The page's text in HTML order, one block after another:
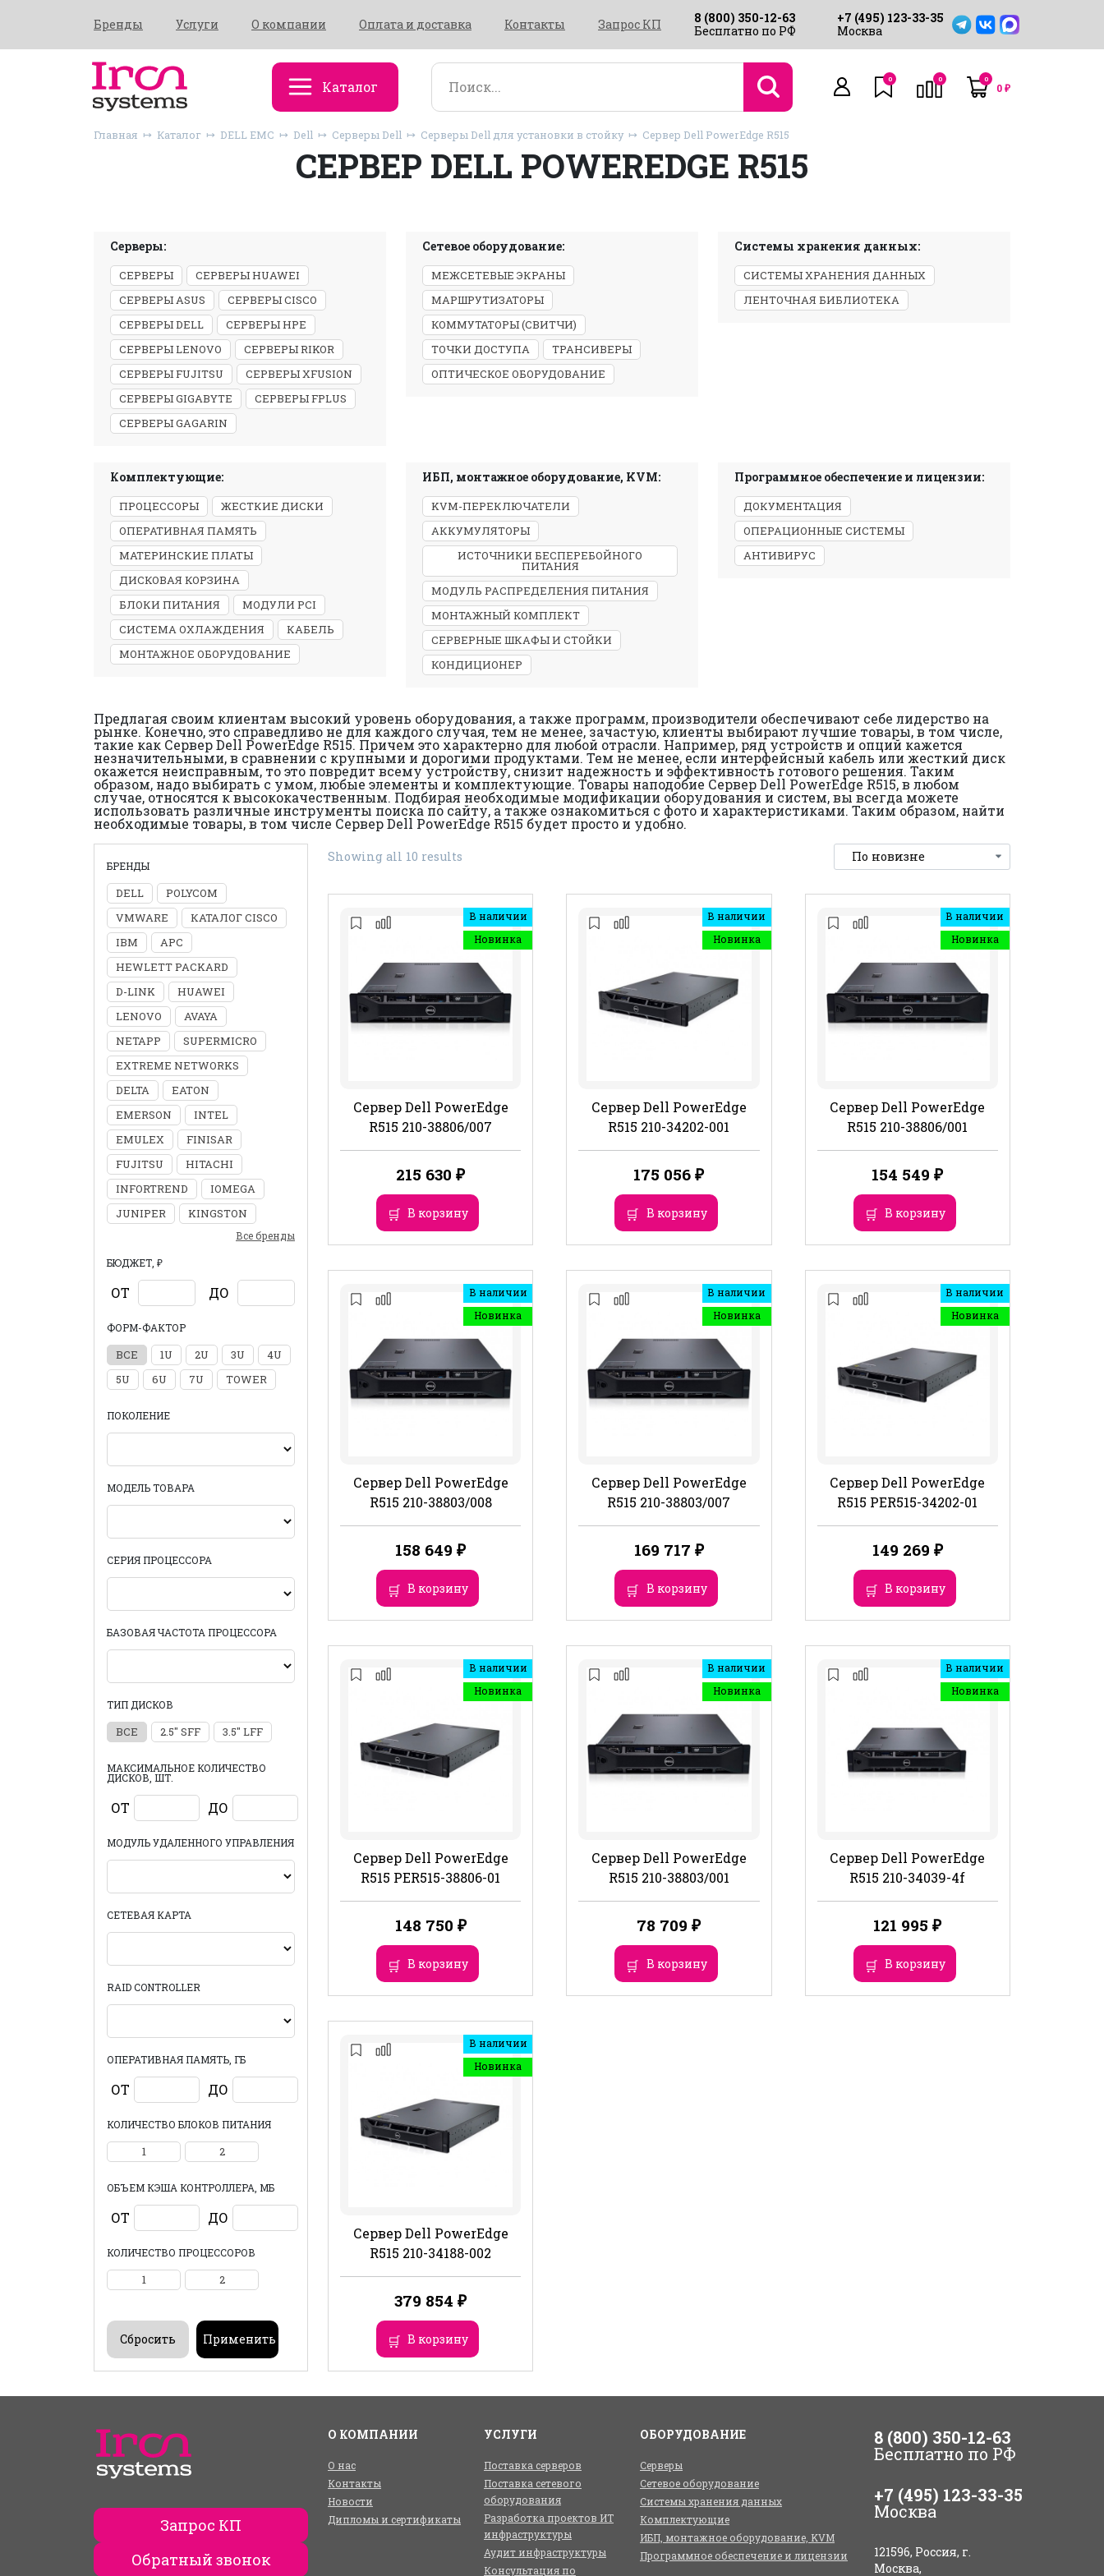
Бренды Услуги О компании Оплата и доставка Контакты Запрос КП
8 (800) 350-12-63
Бесплатно по РФ
+7 (495) 123-33-35
Москва
Каталог 0 0 0
0₽
Главная Каталог DELL EMC Dell Серверы Dell Серверы Dell для установки в стойку Сервер Dell PowerEdge R515
СЕРВЕР DELL POWEREDGE R515
Серверы:
СЕРВЕРЫ
СЕРВЕРЫ HUAWEI
СЕРВЕРЫ ASUS
СЕРВЕРЫ CISCO
СЕРВЕРЫ DELL
СЕРВЕРЫ HPE
СЕРВЕРЫ LENOVO
СЕРВЕРЫ RIKOR
СЕРВЕРЫ FUJITSU
СЕРВЕРЫ XFUSION
СЕРВЕРЫ GIGABYTE
СЕРВЕРЫ FPLUS
СЕРВЕРЫ GAGARIN
Сетевое оборудование:
МЕЖСЕТЕВЫЕ ЭКРАНЫ
МАРШРУТИЗАТОРЫ
КОММУТАТОРЫ (СВИТЧИ)
ТОЧКИ ДОСТУПА
ТРАНСИВЕРЫ
ОПТИЧЕСКОЕ ОБОРУДОВАНИЕ
Системы хранения данных:
СИСТЕМЫ ХРАНЕНИЯ ДАННЫХ
ЛЕНТОЧНАЯ БИБЛИОТЕКА
Комплектующие:
ПРОЦЕССОРЫ
ЖЕСТКИЕ ДИСКИ
ОПЕРАТИВНАЯ ПАМЯТЬ
МАТЕРИНСКИЕ ПЛАТЫ
ДИСКОВАЯ КОРЗИНА
БЛОКИ ПИТАНИЯ
МОДУЛИ PCI
СИСТЕМА ОХЛАЖДЕНИЯ
КАБЕЛЬ
МОНТАЖНОЕ ОБОРУДОВАНИЕ
ИБП, монтажное оборудование, KVM:
KVM-ПЕРЕКЛЮЧАТЕЛИ
АККУМУЛЯТОРЫ
ИСТОЧНИКИ БЕСПЕРЕБОЙНОГО
ПИТАНИЯ
МОДУЛЬ РАСПРЕДЕЛЕНИЯ ПИТАНИЯ
МОНТАЖНЫЙ КОМПЛЕКТ
СЕРВЕРНЫЕ ШКАФЫ И СТОЙКИ
КОНДИЦИОНЕР
Программное обеспечение и лицензии:
ДОКУМЕНТАЦИЯ
ОПЕРАЦИОННЫЕ СИСТЕМЫ
АНТИВИРУС
Предлагая своим клиентам высокий уровень оборудования, а также программ, производители обеспечивают себе лидерство на
рынке. Конечно, это справедливо не для каждого случая, тем не менее, зачастую, клиенты выбирают лучшие товары, в том числе,
такие как Сервер Dell PowerEdge R515. Причем это характерно для любой отрасли. Например, ряд устройств и опций кажется
незначительными, в сравнении с крупными и дорогими продуктами. Тем не менее, если интерфейсный кабель или жесткий диск
окажется неисправным, то это повредит всему устройству, снизит надежность и эффективность готового решения. Таким
образом, надо выбирать с умом, любые элементы и комплектующие. Товары наподобие Сервер Dell PowerEdge R515, в любом
случае, относятся к высококачественным. Подбирая необходимые модификации оборудования и систем, вы всегда можете
использовать различные инструменты поиска по сайту, а также ознакомиться с фото и характеристиками. Таким образом, найти
необходимые товары, в том числе Сервер Dell PowerEdge R515 будет просто и удобно.
БРЕНДЫ
DELL
POLYCOM
VMWARE
КАТАЛОГ CISCO
IBM
APC
HEWLETT PACKARD
D-LINK
HUAWEI
LENOVO
AVAYA
NETAPP
SUPERMICRO
EXTREME NETWORKS
DELTA
EATON
EMERSON
INTEL
EMULEX
FINISAR
FUJITSU
HITACHI
INFORTREND
IOMEGA
JUNIPER
KINGSTON
Все бренды
БЮДЖЕТ, ₽
ОТ ДО
ФОРМ-ФАКТОР
ВСЕ 1U 2U 3U
4U
5U
6U 7U TOWER
ПОКОЛЕНИЕ
МОДЕЛЬ ТОВАРА
СЕРИЯ ПРОЦЕССОРА
БАЗОВАЯ ЧАСТОТА ПРОЦЕССОРА
ТИП ДИСКОВ
ВСЕ 2.5" SFF 3.5" LFF
МАКСИМАЛЬНОЕ КОЛИЧЕСТВО
ДИСКОВ, ШТ.
ОТ ДО
МОДУЛЬ УДАЛЕННОГО УПРАВЛЕНИЯ
СЕТЕВАЯ КАРТА
RAID CONTROLLER
ОПЕРАТИВНАЯ ПАМЯТЬ, ГБ
ОТ ДО
КОЛИЧЕСТВО БЛОКОВ ПИТАНИЯ
1 2
ОБЪЕМ КЭША КОНТРОЛЛЕРА, МБ
ОТ ДО
КОЛИЧЕСТВО ПРОЦЕССОРОВ
1 2
Showing all 10 results
В наличии
Новинка
Сервер Dell PowerEdge
R515 210-38806/007
215 630₽
В корзину
В наличии
Новинка
Сервер Dell PowerEdge
R515 210-34202-001
175 056₽
В корзину
В наличии
Новинка
Сервер Dell PowerEdge
R515 210-38806/001
154 549₽
В корзину
В наличии
Новинка
Сервер Dell PowerEdge
R515 210-38803/008
158 649₽
В корзину
В наличии
Новинка
Сервер Dell PowerEdge
R515 210-38803/007
169 717 ₽
В корзину
В наличии
Новинка
Сервер Dell PowerEdge
R515 PER515-34202-01
149 269 ₽
В корзину
В наличии
Новинка
Сервер Dell PowerEdge
R515 PER515-38806-01
148 750 ₽
В корзину
В наличии
Новинка
Сервер Dell PowerEdge
R515 210-38803/001
78 709₽
В корзину
В наличии
Новинка
Сервер Dell PowerEdge
R515 210-34039-4f
121 995₽
В корзину
В наличии
Новинка
Сервер Dell PowerEdge
R515 210-34188-002
379 854₽
В корзину
Запрос КП
Обратный звонок
О КОМПАНИИ
О нас
Контакты
Новости
Дипломы и сертификаты
УСЛУГИ
Поставка серверов
Поставка сетевого
оборудования
Разработка проектов ИТ
инфраструктуры
Аудит инфраструктуры
Консультация по
ОБОРУДОВАНИЕ
Серверы
Сетевое оборудование
Системы хранения данных
Комплектующие
ИБП, монтажное оборудование, KVM
Программное обеспечение и лицензии
8 (800) 350-12-63
Бесплатно по РФ
+7 (495) 123-33-35
Москва
121596, Россия, г.
Москва,